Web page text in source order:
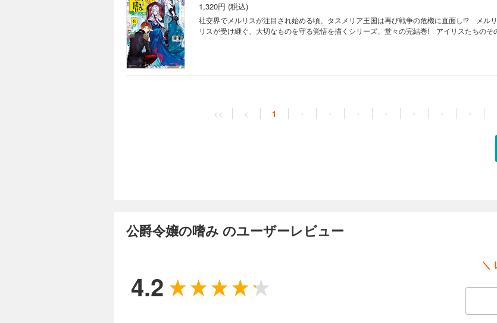
1,320円 (税込)
社交界でメルリスが注目され始める頃、タスメリア王国は再び戦争の危機に直面し!? メル
リスが受け継ぐ、大切なものを守る覚悟を描くシリーズ、堂々の完結巻! アイリスたちのそ
<< < 1 ・ ・ ・ ・ ・ ・ ・
公爵令嬢の嗜み のユーザーレビュー
4.2
＼